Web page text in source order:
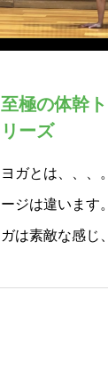
至極の体幹
リーズ
ヨガとは、、、
ージは違います
ガは素敵な感じ